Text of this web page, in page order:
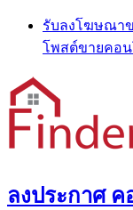
Skip
content
รับลงโฆษณา
โพสต์ขายคอ
ลงประกาศ